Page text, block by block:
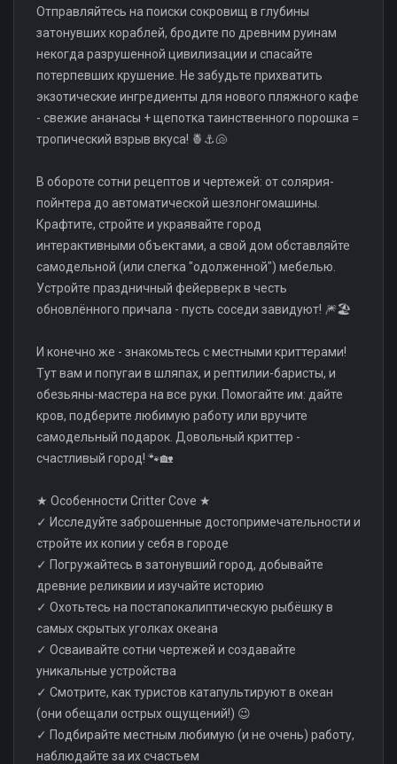
Отправляйтесь на поиски сокровищ в глубины
затонувших кораблей, бродите по древним руинам
некогда разрушенной цивилизации и спасайте
потерпевших крушение. Не забудьте прихватить
экзотические ингредиенты для нового пляжного кафе
- свежие ананасы + щепотка таинственного порошка =
тропический взрыв вкуса! 🍍⚓🐚
В обороте сотни рецептов и чертежей: от солярия-
пойнтера до автоматической шезлонгомашины.
Крафтите, стройте и украявайте город
интерактивными объектами, а свой дом обставляйте
самодельной (или слегка "одолженной") мебелью.
Устройте праздничный фейерверк в честь
обновлённого причала - пусть соседи завидуют! 🎆🏖️
И конечно же - знакомьтесь с местными криттерами!
Тут вам и попугаи в шляпах, и рептилии-баристы, и
обезьяны-мастера на все руки. Помогайте им: дайте
кров, подберите любимую работу или вручите
самодельный подарок. Довольный криттер -
счастливый город! 🐾🏡
★ Особенности Critter Cove ★
✓ Исследуйте заброшенные достопримечательности и
стройте их копии у себя в городе
✓ Погружайтесь в затонувший город, добывайте
древние реликвии и изучайте историю
✓ Охотьтесь на постапокалиптическую рыбёшку в
самых скрытых уголках океана
✓ Осваивайте сотни чертежей и создавайте
уникальные устройства
✓ Смотрите, как туристов катапультируют в океан
(они обещали острых ощущений!) 😉
✓ Подбирайте местным любимую (и не очень) работу,
наблюдайте за их счастьем